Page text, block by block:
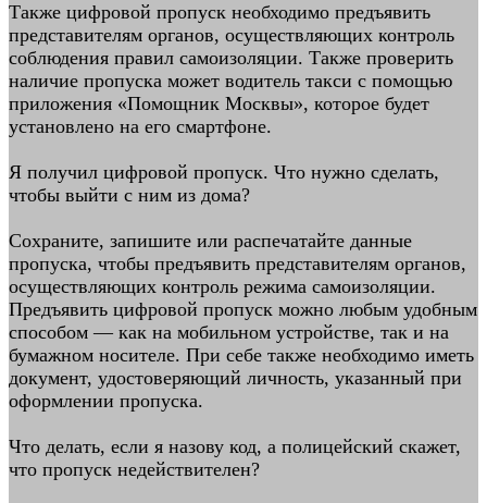
Также цифровой пропуск необходимо предъявить
представителям органов, осуществляющих контроль
соблюдения правил самоизоляции. Также проверить
наличие пропуска может водитель такси с помощью
приложения «Помощник Москвы», которое будет
установлено на его смартфоне.
Я получил цифровой пропуск. Что нужно сделать,
чтобы выйти с ним из дома?
Сохраните, запишите или распечатайте данные
пропуска, чтобы предъявить представителям органов,
осуществляющих контроль режима самоизоляции.
Предъявить цифровой пропуск можно любым удобным
способом — как на мобильном устройстве, так и на
бумажном носителе. При себе также необходимо иметь
документ, удостоверяющий личность, указанный при
оформлении пропуска.
Что делать, если я назову код, а полицейский скажет,
что пропуск недействителен?